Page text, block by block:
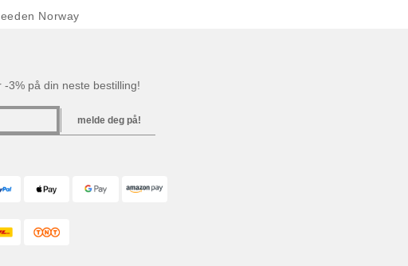
Norway
3% på din neste bestilling!
melde deg på!